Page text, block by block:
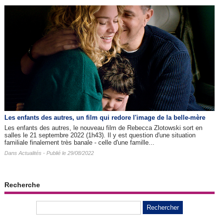
Les enfants des autres​, un film qui redore l'image de la belle-mère
Les enfants des autres, le nouveau film de Rebecca Zlotowski sort en
salles le 21 septembre 2022 (1h43). Il y est question d'une situation
familiale finalement très banale - celle d'une famille...
Dans Actualités - Publié le 29/08/2022
Recherche